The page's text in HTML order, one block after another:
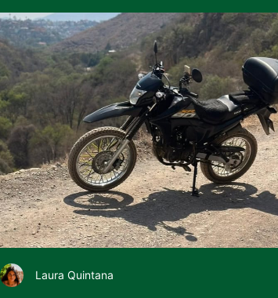
Laura Quintana